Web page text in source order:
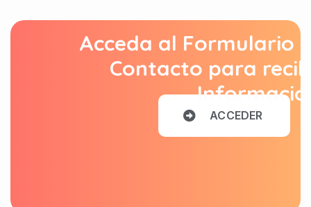
Acceda al Formulario
Contacto para
ACCEDER